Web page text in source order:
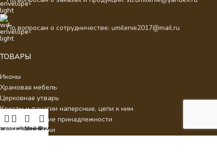
По вопросам о сотрудничестве: umilenie2017@mail.ru
ТОВАРЫ
Иконы
Храмовая мебель
Церковная утварь
Кресты и панагии наперсные, цепи к ним
Евхаристические принадлежности
Подарки из кожи
желаний
Корзина
Мой аккаунт
Фильтры